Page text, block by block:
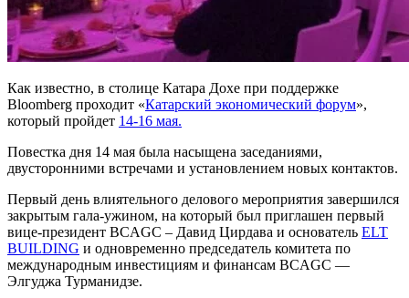
Как известно, в столице Катара Дохе при поддержке
Bloomberg проходит «Катарский экономический форум»,
который пройдет 14-16 мая.
Повестка дня 14 мая была насыщена заседаниями,
двусторонними встречами и установлением новых контактов.
Первый день влиятельного делового мероприятия завершился
закрытым гала-ужином, на который был приглашен первый
вице-президент BCAGC – Давид Цирдава и основатель ELT
BUILDING и одновременно председатель комитета по
международным инвестициям и финансам BCAGC —
Элгуджа Турманидзе.